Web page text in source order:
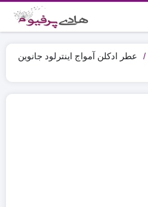
عطر ادکلن آمواج اینترلود جانوین